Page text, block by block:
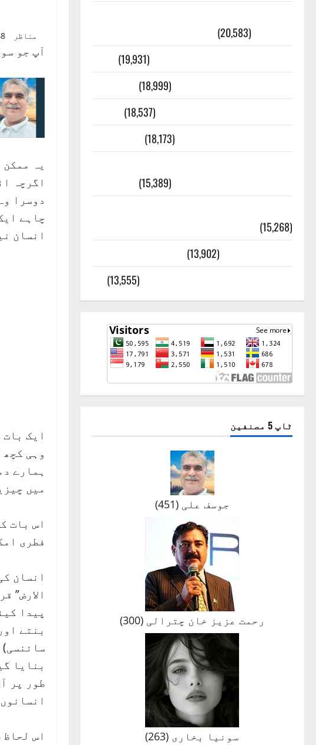
مناظر
آپ جو
یہ
اگرچہ
دوسرا
چاہے
انسان
ایک
وہی
ہمارے
میں
اس بات
فطری
انسان
الارض”
پیدا
بنتے
بنایا
طور پر
اس
(20,583)
(19,931)
(18,999)
(18,537)
(18,173)
(15,389)
(15,268)
(13,902)
(13,555)
ٹاپ 5 مصنفین
جوسف علی(
451
)
رحمت عزیز خان چترالی(
300
)
سونیا بخاری (
263
)